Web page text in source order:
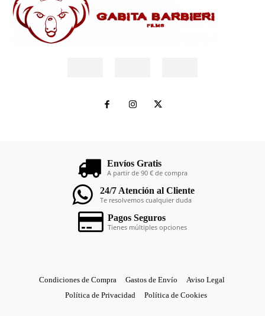
Envíos Gratis
A partir de 90 € de compra
24/7 Atención al Cliente
Te resolvemos cualquier duda
Pagos Seguros
Tienes múltiples opciones
Condiciones de Compra Gastos de Envío
Aviso Legal
Política de Privacidad
Política de Cookies